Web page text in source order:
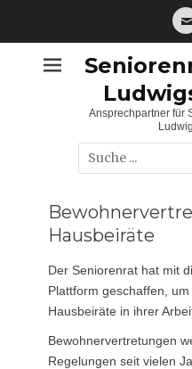
Ansprechpartner für
Suche
nach:
Hausbeiräte
Der Seniorenrat hat mit
Plattform geschaffen,
Hausbeiräte in ihrer
Bewohnervertretungen
Regelungen seit vielen